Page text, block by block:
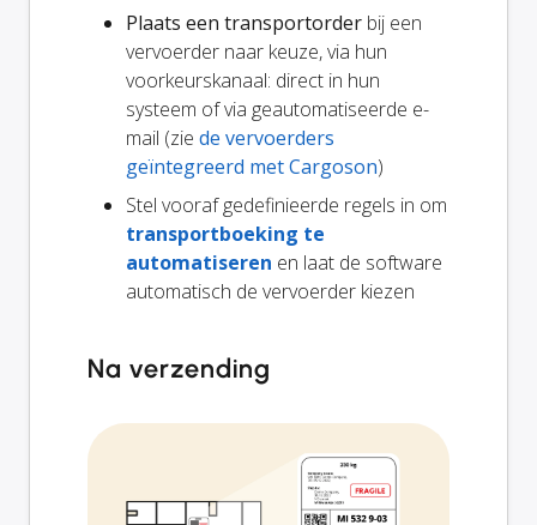
Plaats een transportorder bij een
vervoerder naar keuze, via hun
voorkeurskanaal: direct in hun
systeem of via geautomatiseerde e-
mail (zie de vervoerders
geïntegreerd met Cargoson)
Stel vooraf gedefinieerde regels in om
transportboeking te
automatiseren en laat de software
automatisch de vervoerder kiezen
Na verzending